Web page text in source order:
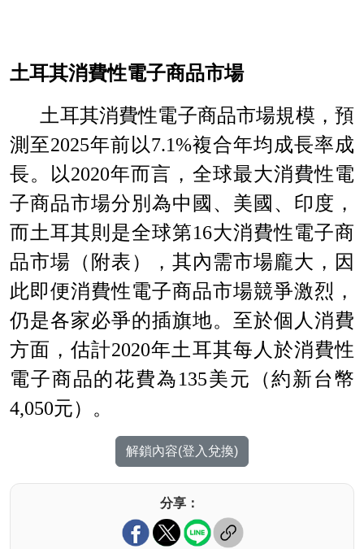
土耳其消費性電子商品市場
土耳其消費性電子商品市場規模，預
測至2025年前以7.1%複合年均成長率成
長。以2020年而言，全球最大消費性電
子商品市場分別為中國、美國、印度，
而土耳其則是全球第16大消費性電子商
品市場（附表），其內需市場龐大，因
此即便消費性電子商品市場競爭激烈，
仍是各家必爭的插旗地。至於個人消費
方面，估計2020年土耳其每人於消費性
電子商品的花費為135美元（約新台幣
4,050元）。
解鎖內容(登入兌換)
分享：